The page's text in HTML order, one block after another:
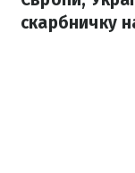
скарбничку